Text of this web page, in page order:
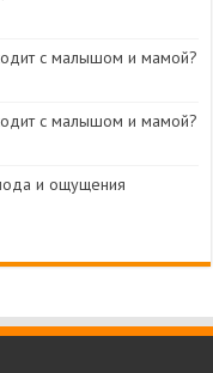
с малышом и мамой?
с малышом и мамой?
и ощущения